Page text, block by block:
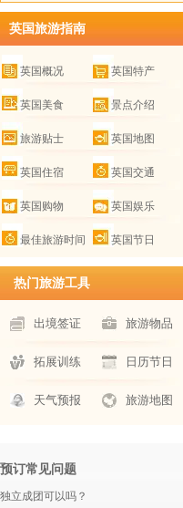
英国旅游指南
英国概况 英国特产
英国美食 景点介绍
旅游贴士 英国地图
英国住宿 英国交通
英国购物 英国娱乐
最佳旅游时间 英国节日
热门旅游工具
出境签证 旅游物品
拓展训练 日历节日
天气预报 旅游地图
预订常见问题
独立成团可以吗？